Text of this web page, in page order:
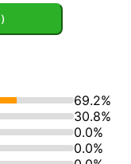
ットワーク環境のご
た。
ンの適正なネットワ
康な状態にするお手
69.2%
30.8%
0.0%
0.0%